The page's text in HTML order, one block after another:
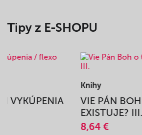
Tipy z E-SHOPU
VYKÚPENIA
Knihy
VIE PÁN
EXISTUJE? III.
8,64 €